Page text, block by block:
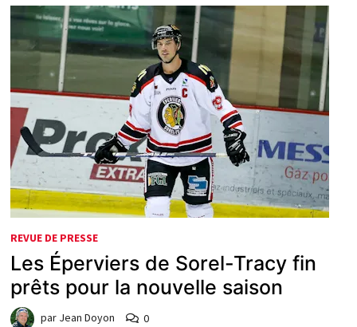
REVUE DE PRESSE
Les Éperviers de Sorel-Tracy fin
prêts pour la nouvelle saison
par Jean Doyon 0